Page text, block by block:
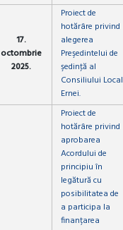
17.
octombrie
2025.
Proiect de
hotărâre privind
alegerea
Preşedintelui de
şedinţă al
Consiliului Local
Ernei.
Proiect de
hotărâre privind
aprobarea
Acordului de
principiu în
legătură cu
posibilitatea de
a participa la
finanțarea